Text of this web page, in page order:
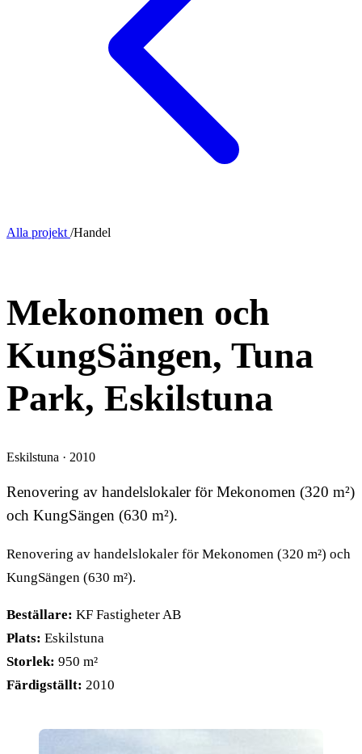
Alla projekt /Handel
Mekonomen och
KungSängen, Tuna
Park, Eskilstuna
Eskilstuna · 2010
Renovering av handelslokaler för Mekonomen (320 m²)
och KungSängen (630 m²).
Renovering av handelslokaler för Mekonomen (320 m²) och
KungSängen (630 m²).
Beställare: KF Fastigheter AB
Plats: Eskilstuna
Storlek: 950 m²
Färdigställt: 2010